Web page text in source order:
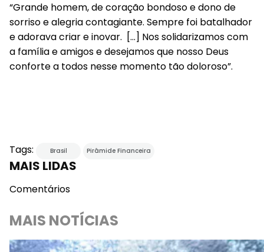
“Grande homem, de coração bondoso e dono de
sorriso e alegria contagiante. Sempre foi batalhador
e adorava criar e inovar. […] Nos solidarizamos com
a família e amigos e desejamos que nosso Deus
conforte a todos nesse momento tão doloroso”.
Tags: Brasil Pirâmide Financeira
MAIS LIDAS
Comentários
MAIS NOTÍCIAS